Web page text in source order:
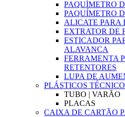
PAQUÍMETRO
PAQUÍMETRO
ALICATE PARA
EXTRATOR DE
ESTICADOR
ALAVANCA
FERRAMENTA
RETENTORES
LUPA DE
PLÁSTICOS
TUBO | VARÃO
PLACAS
CAIXA DE CARTÃO